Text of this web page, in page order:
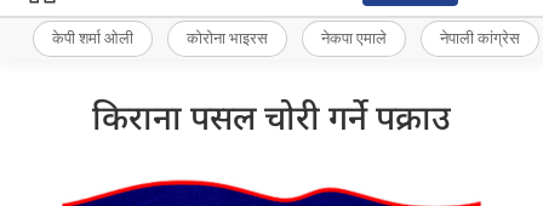
केपी शर्मा ओली कोरोना भाइरस नेकपा एमाले नेपाली कांग्रेस
किराना पसल चोरी गर्ने पक्राउ